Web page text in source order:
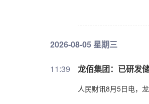
2026-08-05 星期三
11:39 龙佰集团：已研发
人民财讯8月5日电，